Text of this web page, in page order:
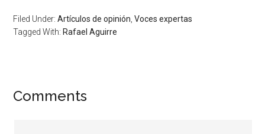
Filed Under:Artículos de opinión ,Voces expertas
Tagged With: Rafael Aguirre
Comments